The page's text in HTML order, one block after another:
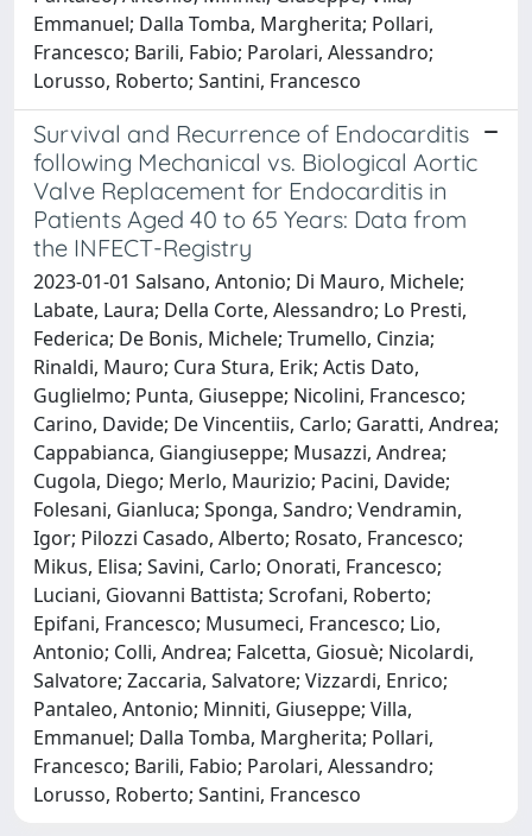
Emmanuel; Dalla Tomba, Margherita; Pollari,
Francesco; Barili, Fabio; Parolari, Alessandro;
Lorusso, Roberto; Santini, Francesco
Survival and Recurrence of Endocarditis
following Mechanical vs. Biological Aortic
Valve Replacement for Endocarditis in
Patients Aged 40 to 65 Years: Data from
the INFECT-Registry
2023-01-01 Salsano, Antonio; Di Mauro, Michele;
Labate, Laura; Della Corte, Alessandro; Lo Presti,
Federica; De Bonis, Michele; Trumello, Cinzia;
Rinaldi, Mauro; Cura Stura, Erik; Actis Dato,
Guglielmo; Punta, Giuseppe; Nicolini, Francesco;
Carino, Davide; De Vincentiis, Carlo; Garatti, Andrea;
Cappabianca, Giangiuseppe; Musazzi, Andrea;
Cugola, Diego; Merlo, Maurizio; Pacini, Davide;
Folesani, Gianluca; Sponga, Sandro; Vendramin,
Igor; Pilozzi Casado, Alberto; Rosato, Francesco;
Mikus, Elisa; Savini, Carlo; Onorati, Francesco;
Luciani, Giovanni Battista; Scrofani, Roberto;
Epifani, Francesco; Musumeci, Francesco; Lio,
Antonio; Colli, Andrea; Falcetta, Giosuè; Nicolardi,
Salvatore; Zaccaria, Salvatore; Vizzardi, Enrico;
Pantaleo, Antonio; Minniti, Giuseppe; Villa,
Emmanuel; Dalla Tomba, Margherita; Pollari,
Francesco; Barili, Fabio; Parolari, Alessandro;
Lorusso, Roberto; Santini, Francesco